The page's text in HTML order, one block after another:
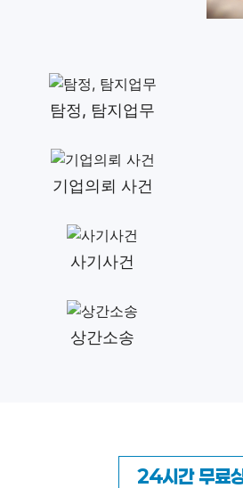
탐정, 탐지업무
기업의뢰 사건
사기사건
상간소송
24시간 무료